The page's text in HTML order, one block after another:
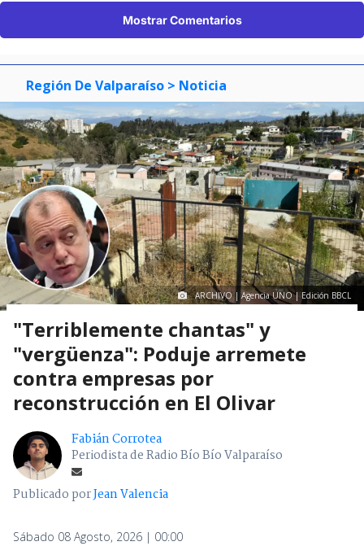
Mostrar Comentarios
Región De Valparaíso > Noticia
ARCHIVO | Agencia UNO | Edición BBCL
"Terriblemente chantas" y
"vergüenza": Poduje arremete
contra empresas por
reconstrucción en El Olivar
Fabián Corrotea
Periodista de Radio Bío Bío Valparaíso
Publicado porJean Valencia
Sábado 08 Agosto, 2026 | 00:00